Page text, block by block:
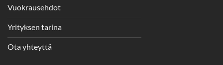
Vuokrausehdot
Yrityksen tarina
Ota yhteyttä